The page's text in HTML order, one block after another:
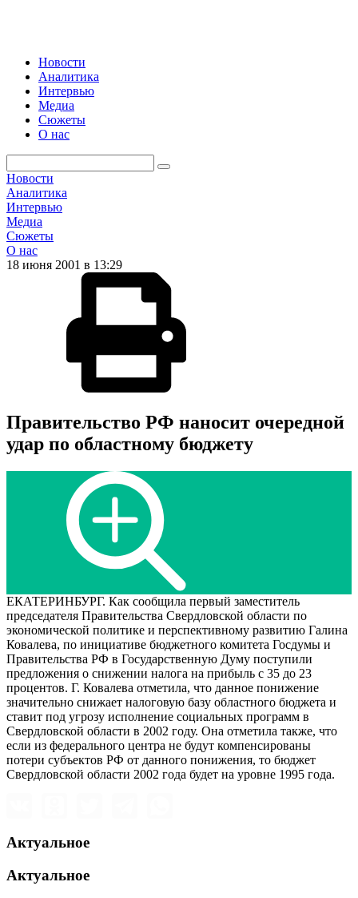
Новости
Аналитика
Интервью
Медиа
Сюжеты
О нас
Новости
Аналитика
Интервью
Медиа
Сюжеты
О нас
18 июня 2001 в 13:29
Правительство РФ наносит очередной
удар по областному бюджету
ЕКАТЕРИНБУРГ. Как сообщила первый заместитель
председателя Правительства Свердловской области по
экономической политике и перспективному развитию Галина
Ковалева, по инициативе бюджетного комитета Госдумы и
Правительства РФ в Государственную Думу поступили
предложения о снижении налога на прибыль с 35 до 23
процентов. Г. Ковалева отметила, что данное понижение
значительно снижает налоговую базу областного бюджета и
ставит под угрозу исполнение социальных программ в
Свердловской области в 2002 году. Она отметила также, что
если из федерального центра не будут компенсированы
потери субъектов РФ от данного понижения, то бюджет
Свердловской области 2002 года будет на уровне 1995 года.
Актуальное
Актуальное